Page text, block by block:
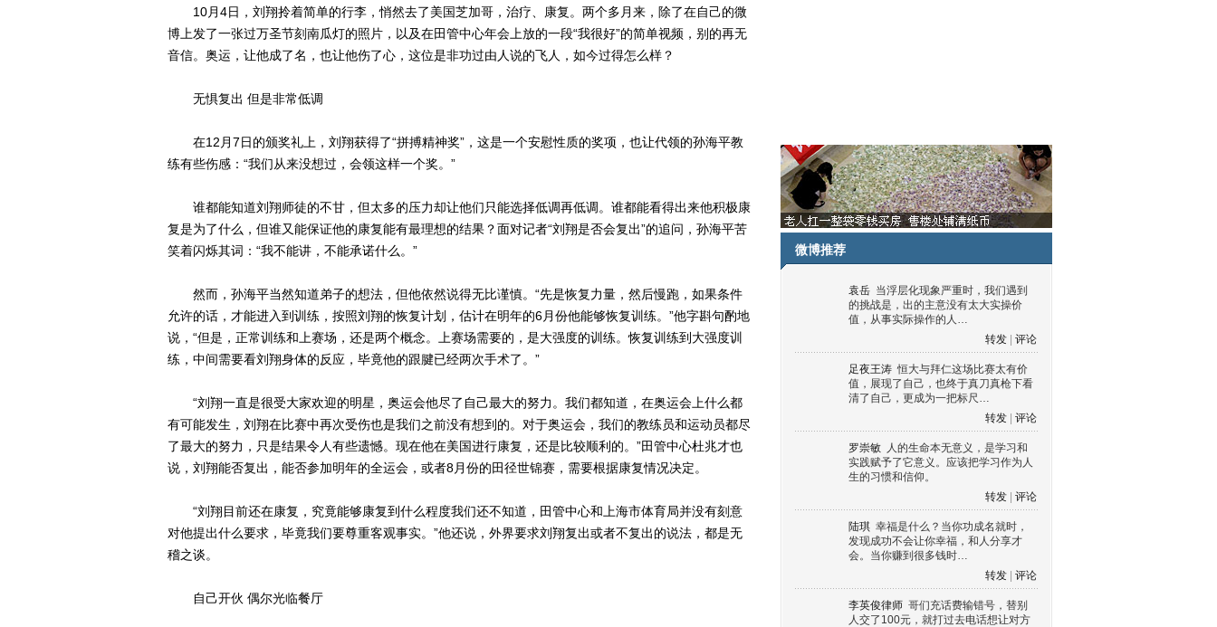
10月4日，刘翔拎着简单的行李，悄然去了美国芝加哥，治疗、康复。两个多月来，除了在自己的微
博上发了一张过万圣节刻南瓜灯的照片，以及在田管中心年会上放的一段“我很好”的简单视频，别的再无
音信。奥运，让他成了名，也让他伤了心，这位是非功过由人说的飞人，如今过得怎么样？
无惧复出 但是非常低调
在12月7日的颁奖礼上，刘翔获得了“拼搏精神奖”，这是一个安慰性质的奖项，也让代领的孙海平教
练有些伤感：“我们从来没想过，会领这样一个奖。”
谁都能知道刘翔师徒的不甘，但太多的压力却让他们只能选择低调再低调。谁都能看得出来他积极康
复是为了什么，但谁又能保证他的康复能有最理想的结果？面对记者“刘翔是否会复出”的追问，孙海平苦
笑着闪烁其词：“我不能讲，不能承诺什么。”
然而，孙海平当然知道弟子的想法，但他依然说得无比谨慎。“先是恢复力量，然后慢跑，如果条件
允许的话，才能进入到训练，按照刘翔的恢复计划，估计在明年的6月份他能够恢复训练。”他字斟句酌地
说，“但是，正常训练和上赛场，还是两个概念。上赛场需要的，是大强度的训练。恢复训练到大强度训
练，中间需要看刘翔身体的反应，毕竟他的跟腱已经两次手术了。”
“刘翔一直是很受大家欢迎的明星，奥运会他尽了自己最大的努力。我们都知道，在奥运会上什么都
有可能发生，刘翔在比赛中再次受伤也是我们之前没有想到的。对于奥运会，我们的教练员和运动员都尽
了最大的努力，只是结果令人有些遗憾。现在他在美国进行康复，还是比较顺利的。”田管中心杜兆才也
说，刘翔能否复出，能否参加明年的全运会，或者8月份的田径世锦赛，需要根据康复情况决定。
“刘翔目前还在康复，究竟能够康复到什么程度我们还不知道，田管中心和上海市体育局并没有刻意
对他提出什么要求，毕竟我们要尊重客观事实。”他还说，外界要求刘翔复出或者不复出的说法，都是无
稽之谈。
自己开伙 偶尔光临餐厅
微博推荐
袁岳 当浮层化现象严重时，我们遇到
的挑战是，出的主意没有太大实操价
值，从事实际操作的人…
转发
评论
足夜王涛 恒大与拜仁这场比赛太有价
值，展现了自己，也终于真刀真枪下看
清了自己，更成为一把标尺…
转发
评论
罗崇敏 人的生命本无意义，是学习和
实践赋予了它意义。应该把学习作为人
生的习惯和信仰。
转发
评论
陆琪 幸福是什么？当你功成名就时，
发现成功不会让你幸福，和人分享才
会。当你赚到很多钱时…
转发
评论
李英俊律师 哥们充话费输错号，替别
人交了100元，就打过去电话想让对方